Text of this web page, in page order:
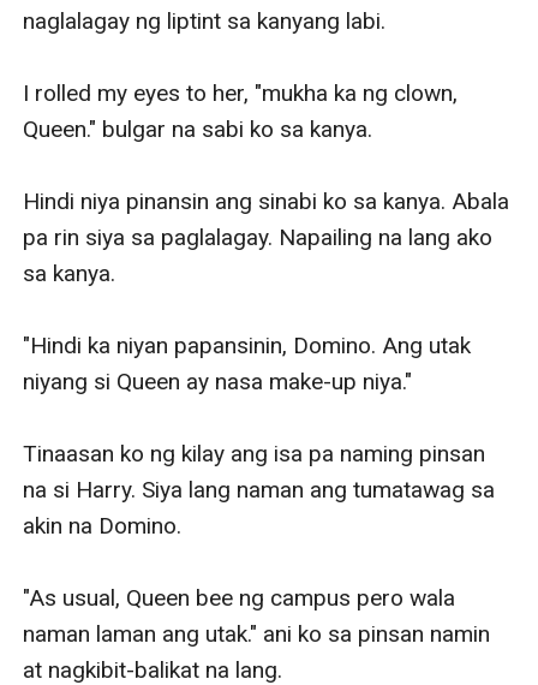
naglalagay ng liptint sa kanyang labi.
I rolled my eyes to her, "mukha ka ng clown,
Queen." bulgar na sabi ko sa kanya.
Hindi niya pinansin ang sinabi ko sa kanya. Abala
pa rin siya sa paglalagay. Napailing na lang ako
sa kanya.
"Hindi ka niyan papansinin, Domino. Ang utak
niyang si Queen ay nasa make-up niya."
Tinaasan ko ng kilay ang isa pa naming pinsan
na si Harry. Siya lang naman ang tumatawag sa
akin na Domino.
"As usual, Queen bee ng campus pero wala
naman laman ang utak." ani ko sa pinsan namin
at nagkibit-balikat na lang.